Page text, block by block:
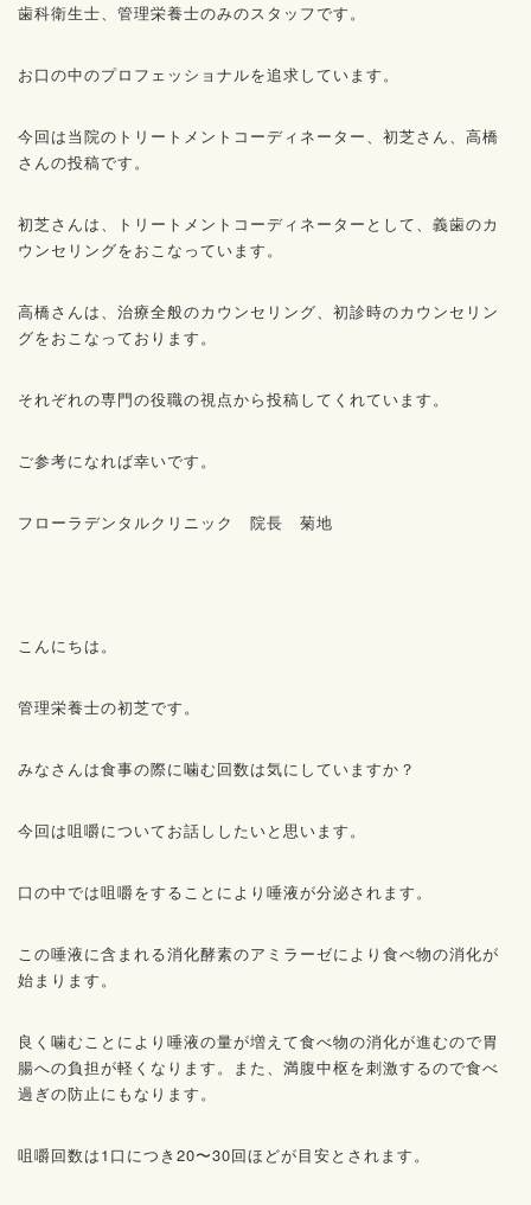
歯科衛生士、管理栄養士のみのスタッフです。
お口の中のプロフェッショナルを追求しています。
今回は当院のトリートメントコーディネーター、初芝さん、高橋
さんの投稿です。
初芝さんは、トリートメントコーディネーターとして、義歯のカ
ウンセリングをおこなっています。
高橋さんは、治療全般のカウンセリング、初診時のカウンセリン
グをおこなっております。
それぞれの専門の役職の視点から投稿してくれています。
ご参考になれば幸いです。
フローラデンタルクリニック 院長 菊地
こんにちは。
管理栄養士の初芝です。
みなさんは食事の際に噛む回数は気にしていますか？
今回は咀嚼についてお話ししたいと思います。
口の中では咀嚼をすることにより唾液が分泌されます。
この唾液に含まれる消化酵素のアミラーゼにより食べ物の消化が
始まります。
良く噛むことにより唾液の量が増えて食べ物の消化が進むので胃
腸への負担が軽くなります。また、満腹中枢を刺激するので食べ
過ぎの防止にもなります。
咀嚼回数は1口につき20〜30回ほどが目安とされます。